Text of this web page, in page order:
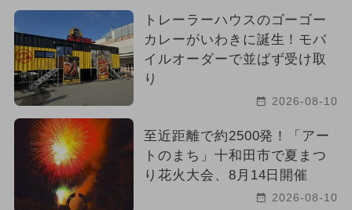
トレーラーハウスのゴーゴー
カレーがいわきに誕生！モバ
イルオーダーで並ばず受け取
り
2026-08-10
至近距離で約2500発！「アー
トのまち」十和田市で夏まつ
り花火大会、8月14日開催
2026-08-10